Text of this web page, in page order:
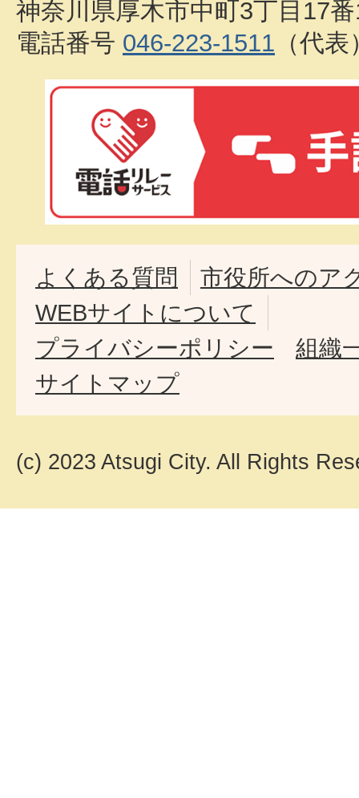
神奈川県厚木市中町3丁目17
電話番号 046-223-1511 （代表
よくある質問
市役所へのア
WEBサイトについて
プライバシーポリシー
組織
サイトマップ
(c) 2023 Atsugi City. All Rights